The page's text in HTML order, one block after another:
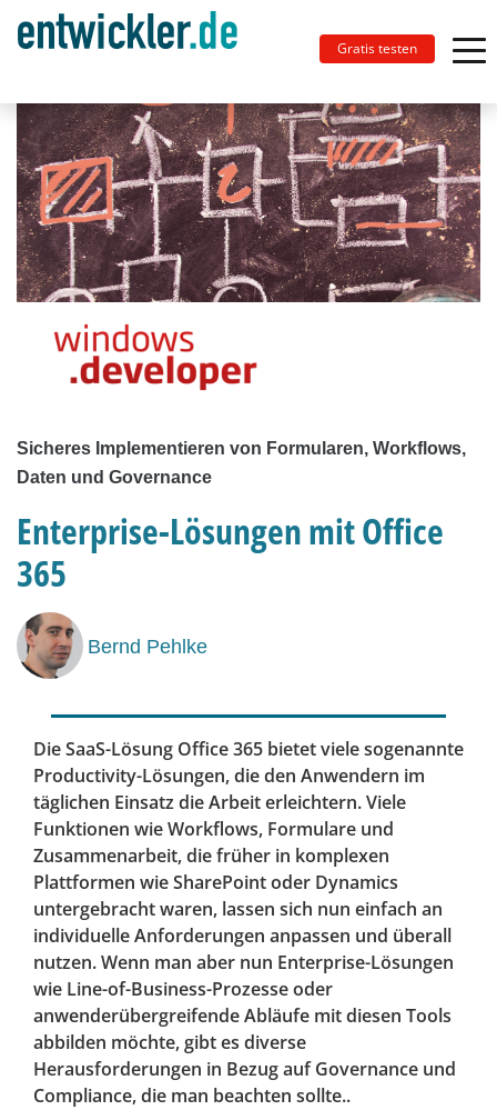
Gratis testen
Sicheres Implementieren von Formularen, Workflows,
Daten und Governance
Enterprise-Lösungen mit Office
365
Bernd Pehlke
Die SaaS-Lösung Office 365 bietet viele sogenannte
Productivity-Lösungen, die den Anwendern im
täglichen Einsatz die Arbeit erleichtern. Viele
Funktionen wie Workflows, Formulare und
Zusammenarbeit, die früher in komplexen
Plattformen wie SharePoint oder Dynamics
untergebracht waren, lassen sich nun einfach an
individuelle Anforderungen anpassen und überall
nutzen. Wenn man aber nun Enterprise-Lösungen
wie Line-of-Business-Prozesse oder
anwenderübergreifende Abläufe mit diesen Tools
abbilden möchte, gibt es diverse
Herausforderungen in Bezug auf Governance und
Compliance, die man beachten sollte..